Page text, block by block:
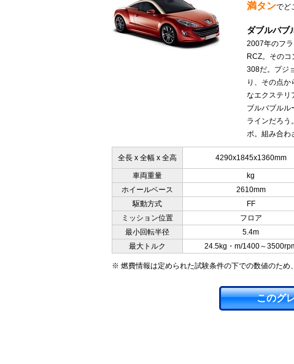
満タンでど
ダブルバブ
2007年のフ
RCZ。その
308だ。プジ
り、その点
なエクステリ
ブルバブルル
ラインだろう
ボ。組み合わ
全長 x 全幅 x 全高 4290x1845x1360mm
車両重量 kg
ホイールベース
2610mm
駆動方式
FF
ミッション位置
フロア
最小回転半径
5.4m
最大トルク
24.5kg・m/1400～
※ 燃費情報は定められた試験条件の下での数値のため
このグ